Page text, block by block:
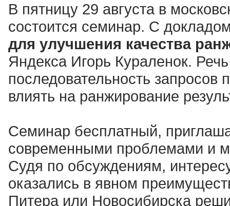
В пятницу 29 августа в
состоится семинар. С
для улучшения качества
Яндекса Игорь Кураленок.
последовательность запросов
влиять на ранжирование
Семинар бесплатный,
современными проблемами и
Судя по обсуждениям,
оказались в явном
Питера или Новосибирска